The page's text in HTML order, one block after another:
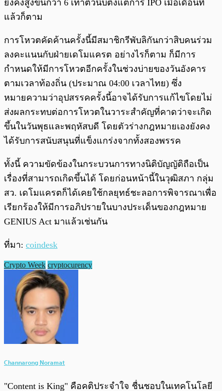
ยังคงสูงขึ้นกว่า 6 เท่าตัวนับตั้งแต่การ IPO เมื่อเดือนที่
แล้วก็ตาม
การโหวตคัดค้านครั้งนี้มีสมาชิกรีพับลิกันกว่าสิบคนร่วม
ลงคะแนนกับฝ่ายเดโมแครต อย่างไรก็ตาม ก็มีการ
กำหนดให้มีการโหวตอีกครั้งในช่วงบ่ายของวันอังคาร
ตามเวลาท้องถิ่น (ประมาณ 04:00 เวลาไทย) ซึ่ง
หมายความว่าอุปสรรคครั้งนี้อาจได้รับการแก้ไขโดยไม่
ส่งผลกระทบต่อการโหวตในวาระสำคัญที่คาดว่าจะเกิด
ขึ้นในวันพุธและพฤหัสบดี โดยตัวร่างกฎหมายเองยังคง
ได้รับการสนับสนุนที่แข็งแกร่งจากทั้งสองพรรค
ทั้งนี้ ความขัดข้องในกระบวนการทางนิติบัญญัติถือเป็น
เรื่องที่สามารถเกิดขึ้นได้ โดยก่อนหน้านี้ในวุฒิสภา กลุ่ม
สว. เดโมแครตก็ได้เคยใช้กลยุทธ์ชะลอการพิจารณาเพื่อ
เรียกร้องให้มีการอภิปรายในบางประเด็นของกฎหมาย
GENIUS Act มาแล้วเช่นกัน
ที่มา: coindesk
Crypto Week cryptocurency
Channarong Noramat
"Content is King" คือคติประจำใจ ชื่นชอบในเทคโนโลยี